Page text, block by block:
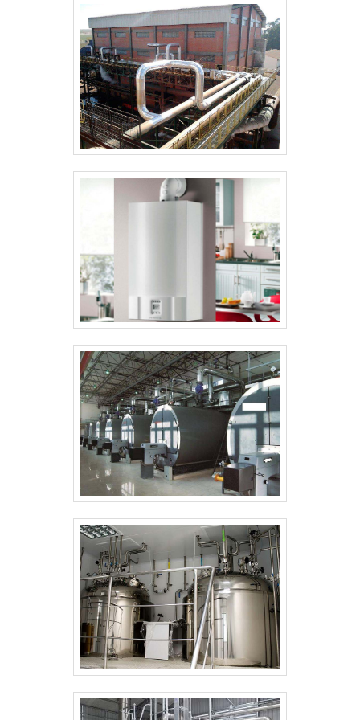
deseja achar o que precisa para montagem,
manutenção industrial e fabricação de estruturas
metálicas. É sempre a opção mais confiável,
disponibilizando itens como contratos de
manutenção em plantas industriais e fabricação e
montagem de tubulação em indústria com ótima
qualidade e assertividade.Garantimos a satisfação
por meio de profissionais treinados e altamente
qualificados. A Teman é uma empresa que tem se
destacado da concorrência pela idoneidade em
tudo que faz, comprovando sua essência de trazer
o melhor para os parceiros.